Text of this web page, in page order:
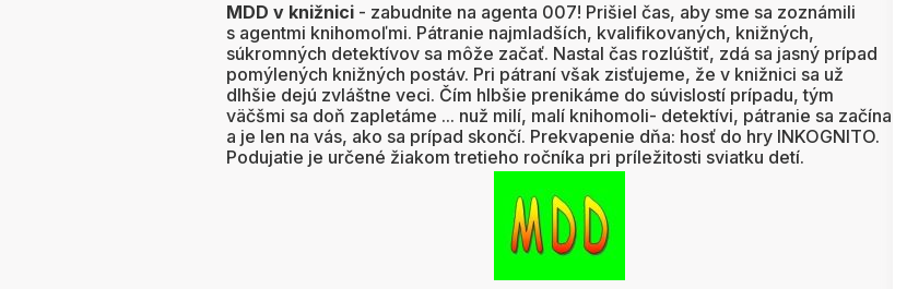
MDD v knižnici - zabudnite na agenta 007! Prišiel čas, aby sme sa zoznámili
s agentmi knihomoľmi. Pátranie najmladších, kvalifikovaných, knižných,
súkromných detektívov sa môže začať. Nastal čas rozlúštiť, zdá sa jasný prípad
pomýlených knižných postáv. Pri pátraní však zisťujeme, že v knižnici sa už
dlhšie dejú zvláštne veci. Čím hlbšie prenikáme do súvislostí prípadu, tým
väčšmi sa doň zapletáme ... nuž milí, malí knihomoli- detektívi, pátranie sa začína
a je len na vás, ako sa prípad skončí. Prekvapenie dňa: hosť do hry INKOGNITO.
Podujatie je určené žiakom tretieho ročníka pri príležitosti sviatku detí.